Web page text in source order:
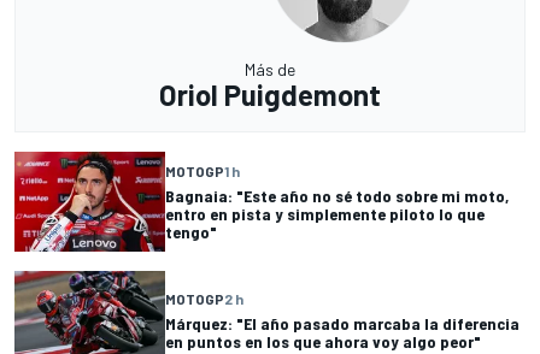
Más de
Oriol Puigdemont
MOTOGP1 h
Bagnaia: "Este año no sé todo sobre mi moto,
entro en pista y simplemente piloto lo que
tengo"
MOTOGP2 h
Márquez: "El año pasado marcaba la diferencia
en puntos en los que ahora voy algo peor"